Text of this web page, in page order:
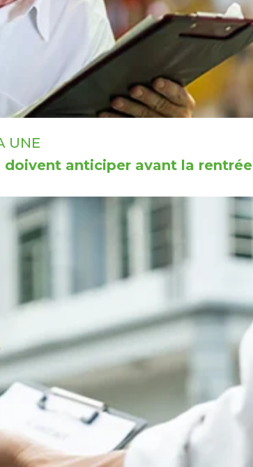
UNE
doivent anticiper avant la rentrée